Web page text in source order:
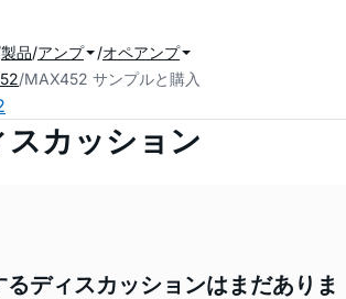
製品 アンプ
オペアンプ
MAX452 サンプルと購入
カッション
るディスカッションはまだありま